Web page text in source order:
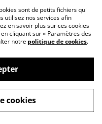
Générales
Cookie
powered by
sont de petits fichiers qui
utilisez nos services afin
en savoir plus sur ces cookies
cliquant sur « Paramètres des
notre politique de cookies.
cookies